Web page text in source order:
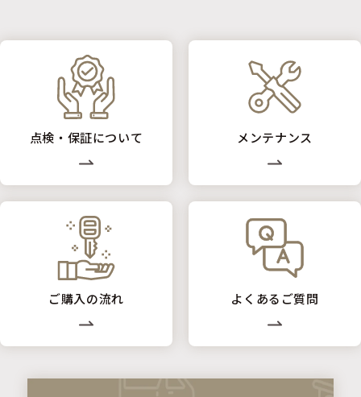
点検・保証について メンテナンス
ご購入の流れ よくあるご質問